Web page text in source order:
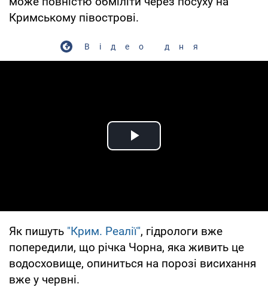
Кримському півострові.
Відео дня
Play Video
Як пишуть "Крим. Реалії", гідрологи вже
попередили, що річка Чорна, яка живить це
водосховище, опиниться на порозі висихання
вже у червні.